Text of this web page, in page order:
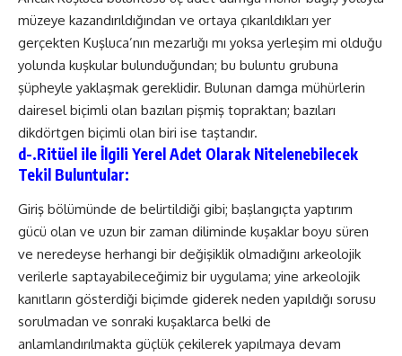
müzeye kazandırıldığından ve ortaya çıkarıldıkları yer
gerçekten Kuşluca’nın mezarlığı mı yoksa yerleşim mi olduğu
yolunda kuşkular bulunduğundan; bu buluntu grubuna
şüpheyle yaklaşmak gereklidir. Bulunan damga mühürlerin
dairesel biçimli olan bazıları pişmiş topraktan; bazıları
dikdörtgen biçimli olan biri ise taştandır.
d-.Ritüel ile İlgili Yerel Adet Olarak Nitelenebilecek
Tekil Buluntular:
Giriş bölümünde de belirtildiği gibi; başlangıçta yaptırım
gücü olan ve uzun bir zaman diliminde kuşaklar boyu süren
ve neredeyse herhangi bir değişiklik olmadığını arkeolojik
verilerle saptayabileceğimiz bir uygulama; yine arkeolojik
kanıtların gösterdiği biçimde giderek neden yapıldığı sorusu
sorulmadan ve sonraki kuşaklarca belki de
anlamlandırılmakta güçlük çekilerek yapılmaya devam